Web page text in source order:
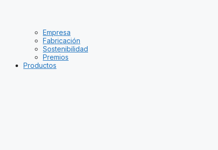
Empresa
Fabricación
Sostenibilidad
Premios
Productos